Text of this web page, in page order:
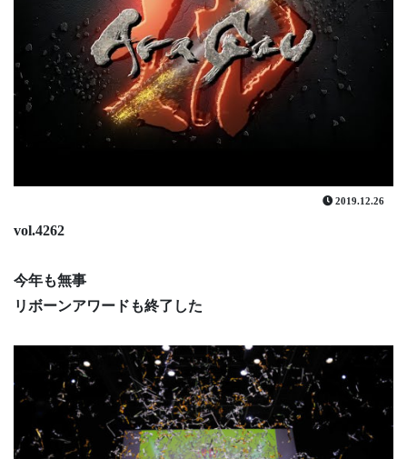
2019.12.26
vol.4262
今年も無事
リボーンアワードも終了した